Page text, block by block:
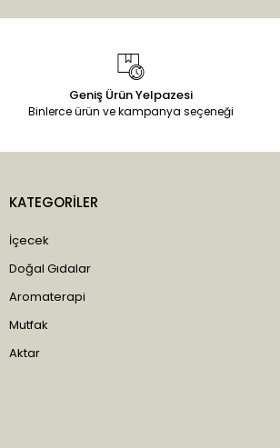
Geniş Ürün Yelpazesi
Binlerce ürün ve kampanya seçeneği
KATEGORİLER
İçecek
Doğal Gıdalar
Aromaterapi
Mutfak
Aktar